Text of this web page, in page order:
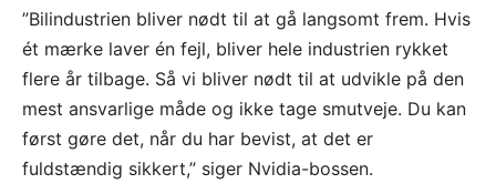
”Bilindustrien bliver nødt til at gå langsomt frem. Hvis
ét mærke laver én fejl, bliver hele industrien rykket
flere år tilbage. Så vi bliver nødt til at udvikle på den
mest ansvarlige måde og ikke tage smutveje. Du kan
først gøre det, når du har bevist, at det er
fuldstændig sikkert,” siger Nvidia-bossen.